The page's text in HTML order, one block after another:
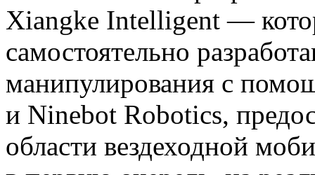
Xiangke Intelligent —
самостоятельно
манипулирования с
и Ninebot Robotics,
области вездеходной